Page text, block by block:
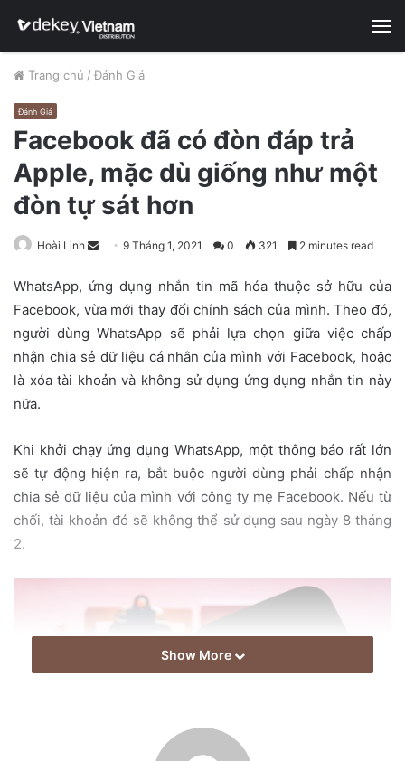
Trang chủ / Đánh Giá
Đánh Giá
Facebook đã có đòn đáp trả
Apple, mặc dù giống như một
đòn tự sát hơn
Hoài Linh
n
d
a
n
e
9 Tháng 1, 2021 0 321 2 minutes read
WhatsApp, ứng dụng nhắn tin mã hóa thuộc sở hữu của
Facebook, vừa mới thay đổi chính sách của mình. Theo đó,
người dùng WhatsApp sẽ phải lựa chọn giữa việc chấp
nhận chia sẻ dữ liệu cá nhân của mình với Facebook, hoặc
là xóa tài khoản và không sử dụng ứng dụng nhắn tin này
nữa.
Khi khởi chạy ứng dụng WhatsApp, một thông báo rất lớn
sẽ tự động hiện ra, bắt buộc người dùng phải chấp nhận
chia sẻ dữ liệu của mình với công ty mẹ Facebook. Nếu từ
chối, tài khoản đó sẽ không thể sử dụng sau ngày 8 tháng
2.
Show More